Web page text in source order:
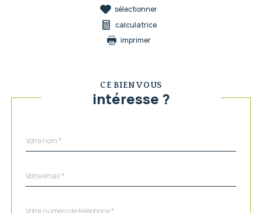
sélectionner
calculatrice
imprimer
CE BIEN VOUS
intéresse ?
par
*
*